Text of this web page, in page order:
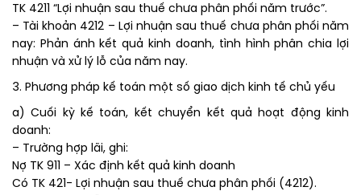
TK 4211 “Lợi nhuận sau thuế chưa phân phối năm trước”.
– Tài khoản 4212 – Lợi nhuận sau thuế chưa phân phối năm
nay: Phản ánh kết quả kinh doanh, tình hình phân chia lợi
nhuận và xử lý lỗ của năm nay.
3. Phương pháp kế toán một số giao dịch kinh tế chủ yếu
a) Cuối kỳ kế toán, kết chuyển kết quả hoạt động kinh
doanh:
– Trường hợp lãi, ghi:
Nợ TK 911 – Xác định kết quả kinh doanh
Có TK 421- Lợi nhuận sau thuế chưa phân phối (4212).